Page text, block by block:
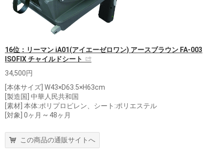
16位：リーマン iA01(アイエーゼロワン) アースブラウン FA-003
ISOFIX チャイルドシート
34,500円
[本体サイズ] W43×D63.5×H63cm
[製造国] 中華人民共和国
[素材] 本体:ポリプロピレン、シート:ポリエステル
[対象] 0ヶ月 ~ 48ヶ月
この商品の通販サイトへ